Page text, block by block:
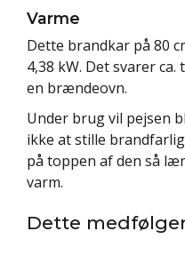
Varme
Dette brandkar på 80
4,38 kW. Det svarer
en brændeovn.
Under brug vil pejsen
ikke at stille
på toppen af den så
varm.
Dette